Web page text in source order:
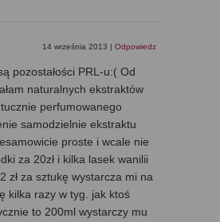
14 września 2013 | Odpowiedz
pozostałości PRL-u:( Od
naturalnych ekstraktów
perfumowanego
samodzielnie ekstraktu
proste i wcale nie
za 20zł i kilka lasek wanilii
zł za sztukę wystarcza mi na
kilka razy w tyg. jak ktoś
to 200ml wystarczy mu